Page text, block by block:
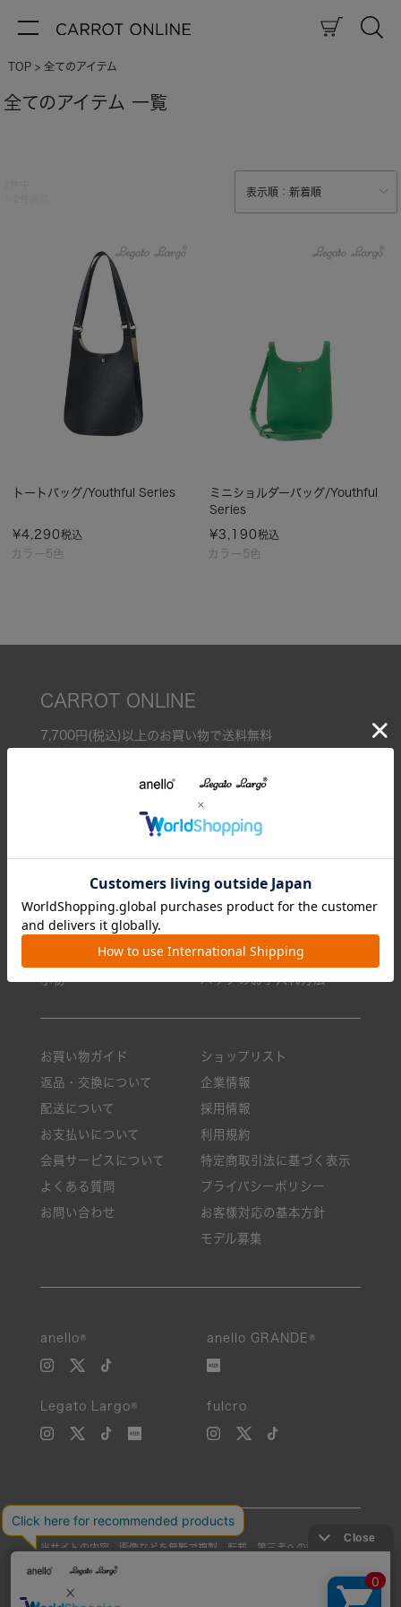
TOP 全てのアイテム
全てのアイテム 一覧
カラー5色
トートバッグ/Youthful Series
¥4,290税込
カラー5色
ミニショルダーバッグ/Youthful
Series
¥3,190税込
新着
SALE
カラー
性別
CARROT ONLINE
7,700円(税込)以上のお買い物で送料無料
トートバッグ
クロスボディ
ボストンバッグ
特集一覧
新商品一覧
ロングセラー
お買い物ガイド
返品・交換について
配送について
お支払いについて
会員サービスについて
よくある質問
お問い合わせ
ショップリスト
企業情報
採用情報
利用規約
特定商取引法に基づく表示
プライバシーポリシー
お客様対応の基本方針
モデル募集
anello® anello GRANDE®
Legato Largo® fulcro
当サイトの内容、画像などを無断で複製、転載、第三者への譲渡などを
Unauthorized reproduction, duplication, or redistribution of any